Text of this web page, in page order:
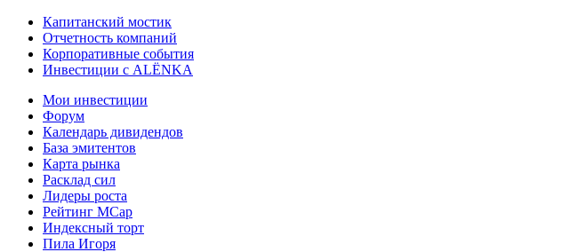
Капитанский мостик
Отчетность компаний
Корпоративные события
Инвестиции с ALЁNKA
Мои инвестиции
Форум
Календарь дивидендов
База эмитентов
Карта рынка
Расклад сил
Лидеры роста
Рейтинг MCap
Индексный торт
Пила Игоря